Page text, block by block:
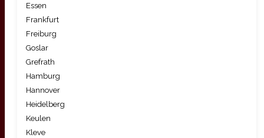
Essen
Frankfurt
Freiburg
Goslar
Grefrath
Hamburg
Hannover
Heidelberg
Keulen
Kleve